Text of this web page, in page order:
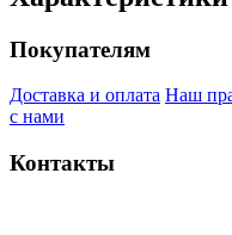
Покупателям
Доставка и оплата Наш
с нами
Контакты